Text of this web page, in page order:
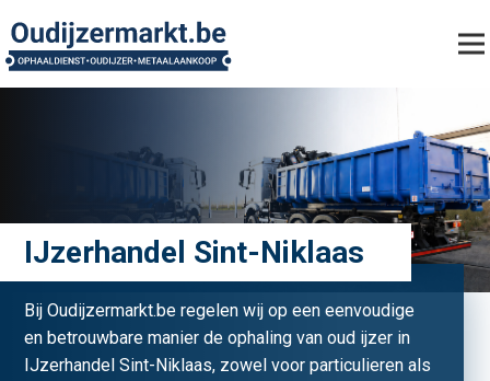
IJzerhandel Sint-Niklaas
Bij Oudijzermarkt.be regelen wij op een eenvoudige
en betrouwbare manier de ophaling van oud ijzer in
IJzerhandel Sint-Niklaas, zowel voor particulieren als